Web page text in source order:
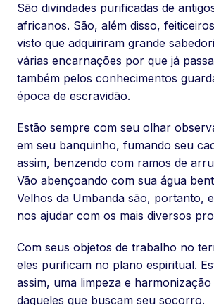
São divindades purificadas de
africanos. São, além disso,
visto que adquiriram grande
várias encarnações por que já
também pelos conhecimentos
época de escravidão.
Estão sempre com seu olhar
em seu banquinho, fumando seu
assim, benzendo com ramos de
Vão abençoando com sua água
Velhos da Umbanda são, portanto,
nos ajudar com os mais diversos
Com seus objetos de trabalho no
eles purificam no plano espiritual.
assim, uma limpeza e
daqueles que buscam seu socorro.